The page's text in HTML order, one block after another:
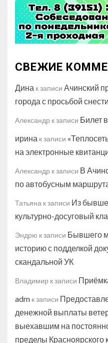
СВЕЖИЕ
Дина к записи Ачинский
города с просьбой
Александр к записи Билет
ирина к записи
на электронные
Александр к записи В
по автобусным
Татьяна к записи Из
культурно-досуговый
Эндрю к записи Бывшего
историю с подделкой
скандальной УК
Владимир к записи
adm к записи
денежной выплаты
выехавшим на
пределы Красноярского